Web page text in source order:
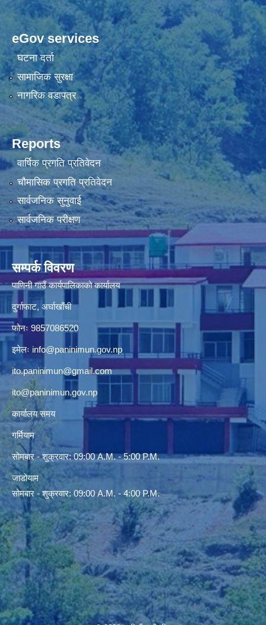
eGov services
घटना दर्ता
सामाजिक सुरक्षा
नागरिक वडापत्र
Reports
वार्षिक प्रगति प्रतिवेदन
चौमासिक प्रगति प्रतिवेदन
सार्वजनिक सुनुवाई
सार्वजनिक परीक्षण
सम्पर्क विवरण
पाणिनी गाउँ कार्यपालिकाको कार्यालय
दुर्गाफाट, अर्घाखाँची
फोनः 9857086520
इमेलः info@paninimun.gov.np
ito.paninimun@gmail.com
ito@paninimun.gov.np
कार्यालय समय
गर्मियाम
सोमबार - शुक्रवार: 09:00 A.M. - 5:00 P.M.
जाडोयाम
सोमबार - शुक्रवार: 09:00 A.M. - 4:00 P.M.